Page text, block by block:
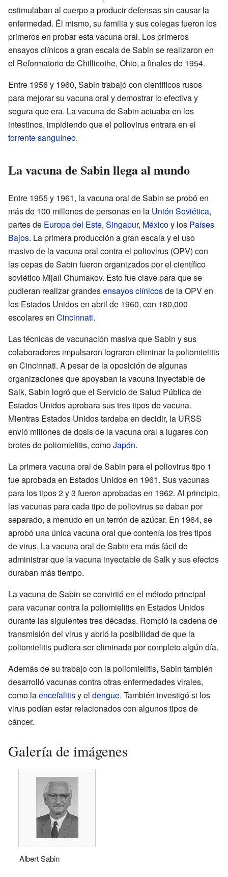
estimulaban al cuerpo a producir defensas sin causar la
enfermedad. Él mismo, su familia y sus colegas fueron los
primeros en probar esta vacuna oral. Los primeros
ensayos clínicos a gran escala de Sabin se realizaron en
el Reformatorio de Chillicothe, Ohio, a finales de 1954.
Entre 1956 y 1960, Sabin trabajó con científicos rusos
para mejorar su vacuna oral y demostrar lo efectiva y
segura que era. La vacuna de Sabin actuaba en los
intestinos, impidiendo que el poliovirus entrara en el
torrente sanguíneo.
La vacuna de Sabin llega al mundo
Entre 1955 y 1961, la vacuna oral de Sabin se probó en
más de 100 millones de personas en la Unión Soviética,
partes de Europa del Este, Singapur, Méxicoy los Países
Bajos. La primera producción a gran escala y el uso
masivo de la vacuna oral contra el poliovirus (OPV) con
las cepas de Sabin fueron organizados por el científico
soviético Mijaíl Chumakov. Esto fue clave para que se
pudieran realizar grandesensayos clínicosde la OPV en
los Estados Unidos en abril de 1960, con 180,000
escolares en Cincinnati.
Las técnicas de vacunación masiva que Sabin y sus
colaboradores impulsaron lograron eliminar la poliomielitis
en Cincinnati. A pesar de la oposición de algunas
organizaciones que apoyaban la vacuna inyectable de
Salk, Sabin logró que el Servicio de Salud Pública de
Estados Unidos aprobara sus tres tipos de vacuna.
Mientras Estados Unidos tardaba en decidir, la URSS
envió millones de dosis de la vacuna oral a lugares con
brotes de poliomielitis, comoJapón.
La primera vacuna oral de Sabin para el poliovirus tipo 1
fue aprobada en Estados Unidos en 1961. Sus vacunas
para los tipos 2 y 3 fueron aprobadas en 1962. Al principio,
las vacunas para cada tipo de poliovirus se daban por
separado, a menudo en un terrón de azúcar. En 1964, se
aprobó una única vacuna oral que contenía los tres tipos
de virus. La vacuna oral de Sabin era más fácil de
administrar que la vacuna inyectable de Salk y sus efectos
duraban más tiempo.
La vacuna de Sabin se convirtió en el método principal
para vacunar contra la poliomielitis en Estados Unidos
durante las siguientes tres décadas. Rompió la cadena de
transmisión del virus y abrió la posibilidad de que la
poliomielitis pudiera ser eliminada por completo algún día.
Además de su trabajo con la poliomielitis, Sabin también
desarrolló vacunas contra otras enfermedades virales,
como laencefalitisy el dengue. También investigó si los
virus podían estar relacionados con algunos tipos de
cáncer.
Galería de imágenes
Albert Sabin